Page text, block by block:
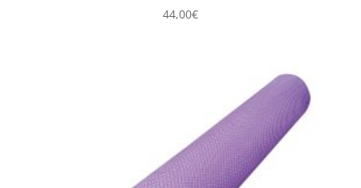
44,00€